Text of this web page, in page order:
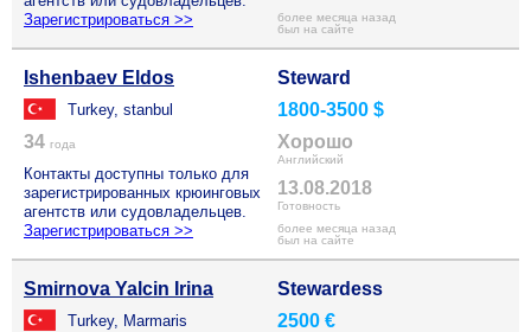
Зарегистрироваться >>
более месяца назад
был на сайте
Ishenbaev Eldos
Turkey, stanbul
34 года
Контакты доступны только для
зарегистрированных крюинговых
агентств или судовладельцев.
Зарегистрироваться >>
Steward
1800-3500 $
Хорошо
Английский
13.08.2018
Готовность
более месяца назад
был на сайте
Smirnova Yalcin Irina
Turkey, Marmaris
Stewardess
2500 €